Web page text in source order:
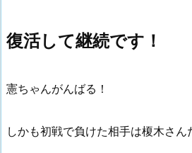
復活して継続です！
憲ちゃんがんばる！
しかも初戦で負けた相手は榎木さん